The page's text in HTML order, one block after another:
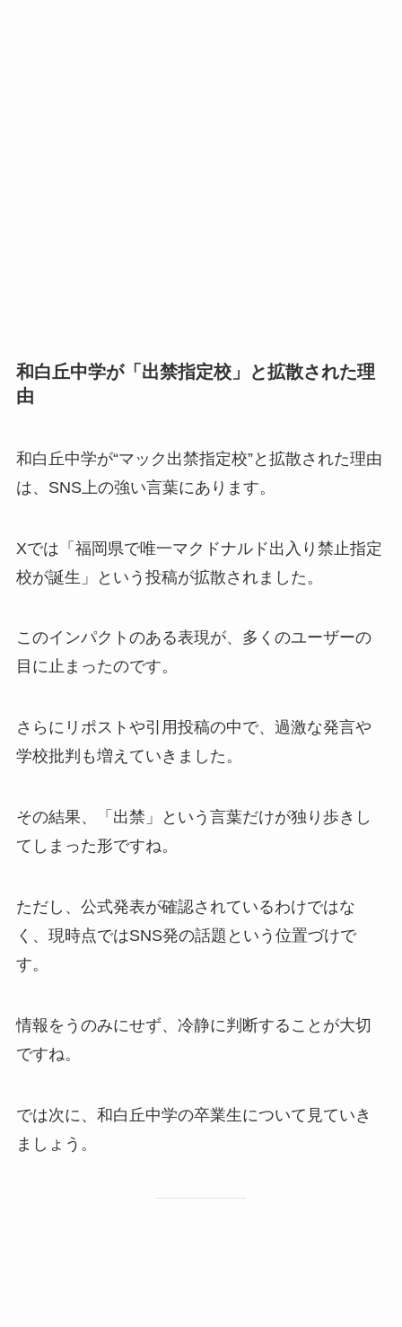
和白丘中学が「出禁指定校」と拡散された理
由
和白丘中学が“マック出禁指定校”と拡散された理由
は、SNS上の強い言葉にあります。
Xでは「福岡県で唯一マクドナルド出入り禁止指定
校が誕生」という投稿が拡散されました。
このインパクトのある表現が、多くのユーザーの
目に止まったのです。
さらにリポストや引用投稿の中で、過激な発言や
学校批判も増えていきました。
その結果、「出禁」という言葉だけが独り歩きし
てしまった形ですね。
ただし、公式発表が確認されているわけではな
く、現時点ではSNS発の話題という位置づけで
す。
情報をうのみにせず、冷静に判断することが大切
ですね。
では次に、和白丘中学の卒業生について見ていき
ましょう。